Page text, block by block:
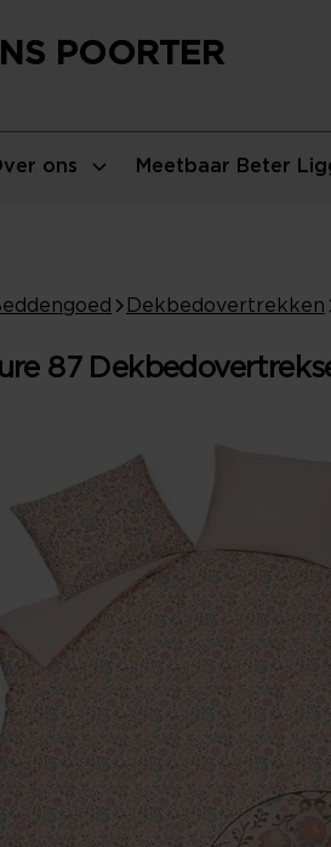
ons Meetbaar Beter
POORTER
Dekbedovertrekken
87